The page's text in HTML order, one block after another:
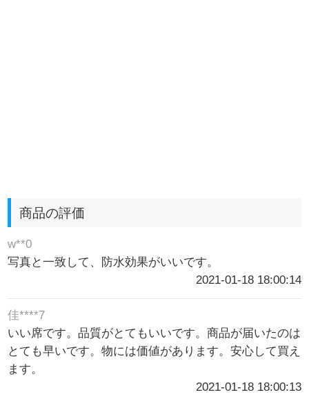
商品の評価
w**0
写真と一致して、防水効果がいいです。
2021-01-18 18:00:14
佳****7
いい席です。品質がとてもいいです。商品が届いたのは
とても早いです。物には価値があります。安心して買え
ます。
2021-01-18 18:00:13